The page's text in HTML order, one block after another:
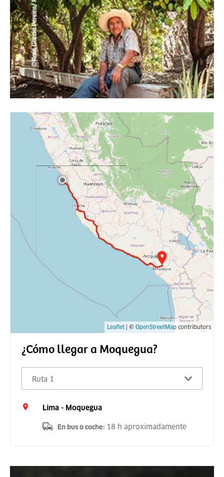
Leaflet | © OpenStreetMap contributors
¿Cómo llegar a Moquegua?
Ruta 1
Lima - Moquegua
En bus o coche: 18 h aproximadamente